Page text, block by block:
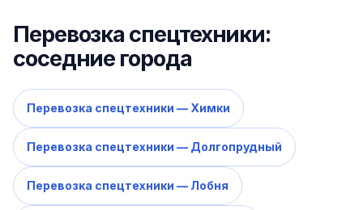
Перевозка спецтехники:
соседние города
Перевозка спецтехники — Химки
Перевозка спецтехники — Долгопрудный
Перевозка спецтехники — Лобня